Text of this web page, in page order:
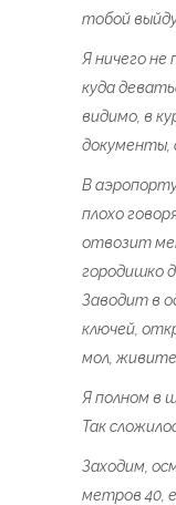
тобой
Я ничего
куда
видимо, в
документы,
В
плохо
отвозит
городишко
Заводит в
ключей,
мол,
Я полном в
Так
Заходим,
метров 40,